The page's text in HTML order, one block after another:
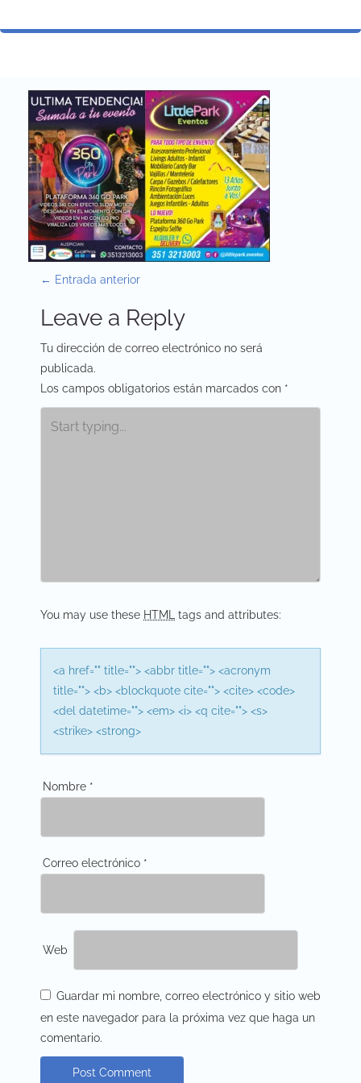
P
o
s
t
n
a
t
i
o
n
← Entrada anterior
Leave a Reply
Tu dirección de correo electrónico no será
publicada.
Los campos obligatorios están marcados con *
You may use these HTML tags and attributes:
<a href="" title=""> <abbr title=""> <acronym
title=""> <b> <blockquote cite=""> <cite> <code>
<del datetime=""> <em> <i> <q cite=""> <s>
<strike> <strong>
Nombre *
Correo electrónico *
Web
Guardar mi nombre, correo electrónico y sitio web
en este navegador para la próxima vez que haga un
comentario.